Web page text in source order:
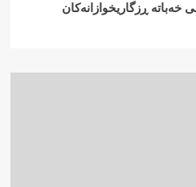
خەباتە ڕزگاریخوازانەکان